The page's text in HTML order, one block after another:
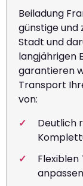
Beiladung
günstige und
Stadt und
langjährigen
garantieren
Transport
von:
Deutlich
Flexiblen
anpassen